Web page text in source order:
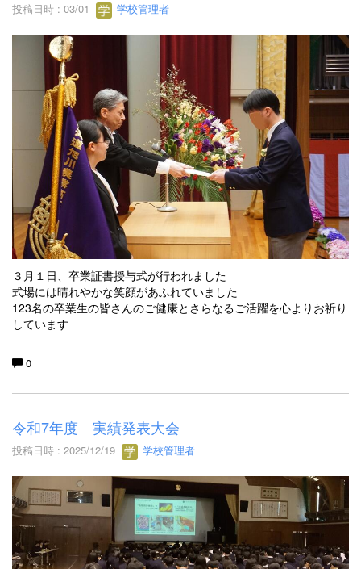
投稿日時 : 03/01 学校管理者
３月１日、卒業証書授与式が行われました
式場には晴れやかな笑顔があふれていました
123名の卒業生の皆さんのご健康とさらなるご活躍を心よりお祈り
しています
0
令和7年度 実績発表大会
投稿日時 : 2025/12/19 学校管理者